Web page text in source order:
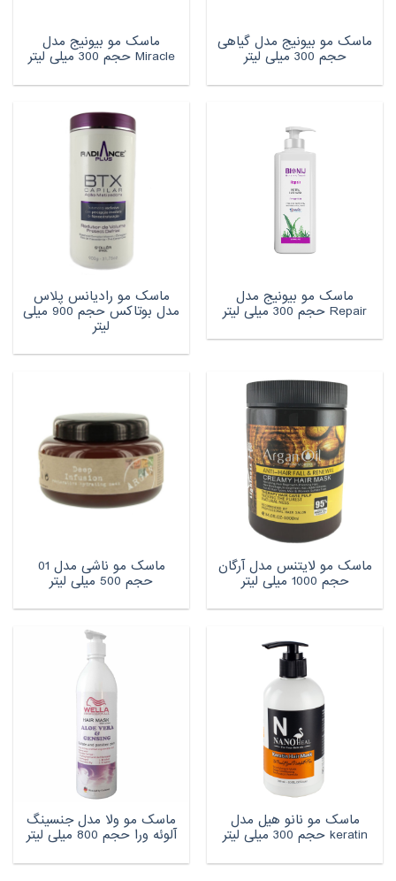
ماسک مو بیونیج مدل گیاهی
حجم 300 میلی لیتر
ماسک مو بیونیج مدل
Miracle حجم 300 میلی لیتر
ماسک مو بیونیج مدل
Repair حجم 300 میلی لیتر
ماسک مو رادیانس پلاس
مدل بوتاکس حجم 900 میلی
لیتر
ماسک مو لایتنس مدل آرگان
حجم 1000 میلی لیتر
ماسک مو ناشی مدل 01
حجم 500 میلی لیتر
ماسک مو نانو هیل مدل
keratin حجم 300 میلی لیتر
ماسک مو ولا مدل جنسینگ
آلوئه ورا حجم 800 میلی لیتر